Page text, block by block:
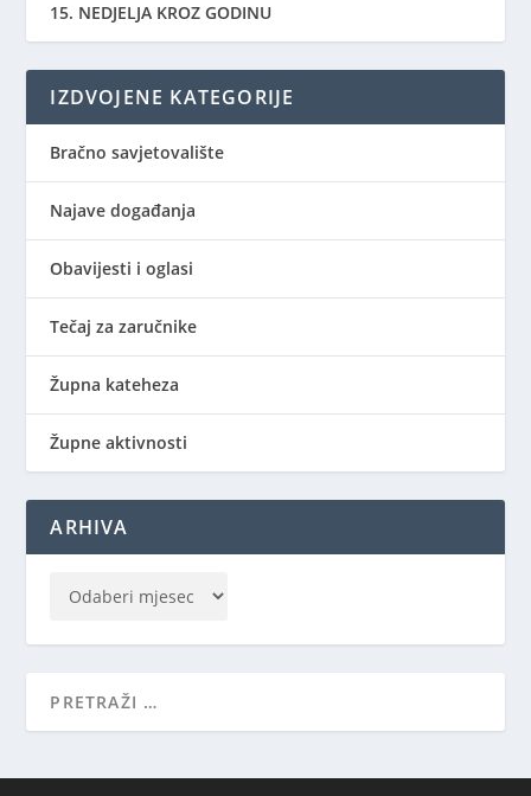
15. NEDJELJA KROZ GODINU
IZDVOJENE KATEGORIJE
Bračno savjetovalište
Najave događanja
Obavijesti i oglasi
Tečaj za zaručnike
Župna kateheza
Župne aktivnosti
ARHIVA